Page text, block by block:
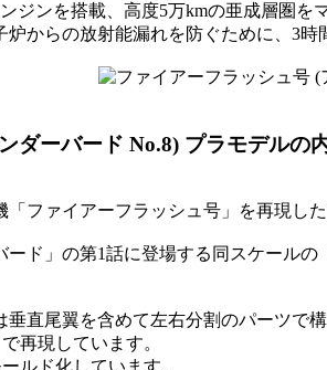
ジンを搭載、高度5万kmの亜成層圏
からの放射能漏れを防ぐために、3
ダーバード No.8) プラモデルの
ファイアーフラッシュ号」を再現し
ド」の第1話に登場する同スケールの
直尾翼を含めて左右分割のパーツで
再現しています。
ルド化しています。